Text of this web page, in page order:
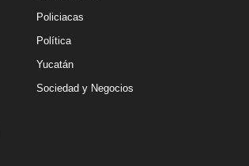
Policiacas
Política
Yucatán
Sociedad y Negocios